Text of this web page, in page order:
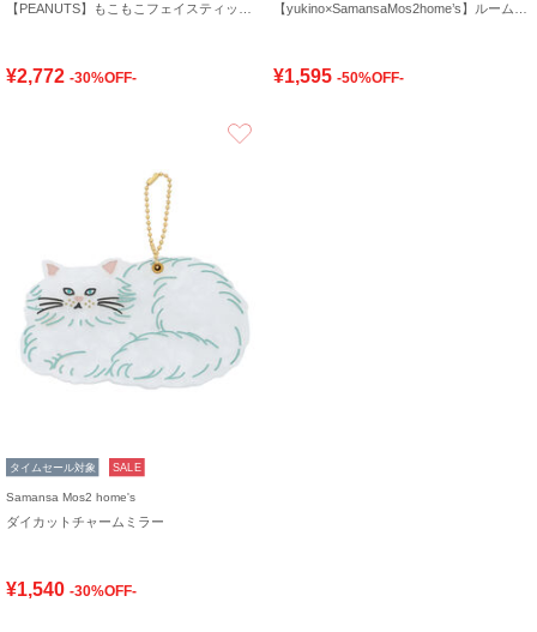
¥2,772 -30%OFF- ¥1,595 -50%OFF-
タイムセール対象 SALE
Samansa Mos2 home's
ダイカットチャームミラー
¥1,540 -30%OFF-